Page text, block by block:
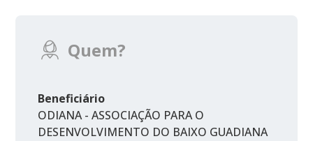
Quem?
Beneficiário
ODIANA - ASSOCIAÇÃO PARA O
DESENVOLVIMENTO DO BAIXO GUADIANA